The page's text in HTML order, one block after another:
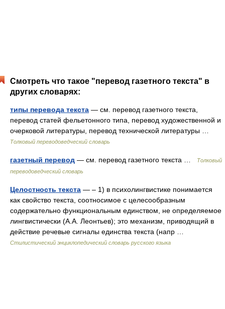
Смотреть что такое "перевод газетного текста" в
других словарях:
типы перевода текста — см. перевод газетного текста,
перевод статей фельетонного типа, перевод художественной и
очерковой литературы, перевод технической литературы …
Толковый переводоведческий словарь
газетный перевод — см. перевод газетного текста …
Толковый
переводоведческий словарь
Целостность текста — – 1) в психолингвистике понимается
как свойство текста, соотносимое с целесообразным
содержательно функциональным единством, не определяемое
лингвистически (А.А. Леонтьев); это механизм, приводящий в
действие речевые сигналы единства текста (напр …
Стилистический энциклопедический словарь русского языка